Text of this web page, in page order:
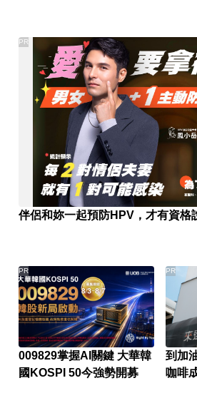
伴侶和妳一起預防HPV，才有資格
PR
009829掌握AI關鍵 大華韓
國KOSPI 50今強勢開募
PR
到加
咖啡
PR